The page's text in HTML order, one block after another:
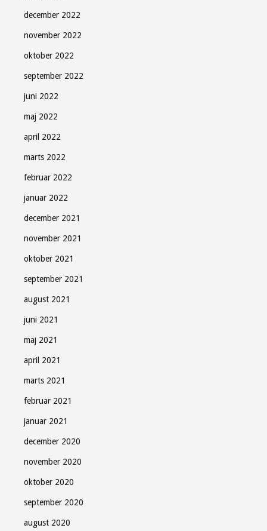
december 2022
november 2022
oktober 2022
september 2022
juni 2022
maj 2022
april 2022
marts 2022
februar 2022
januar 2022
december 2021
november 2021
oktober 2021
september 2021
august 2021
juni 2021
maj 2021
april 2021
marts 2021
februar 2021
januar 2021
december 2020
november 2020
oktober 2020
september 2020
august 2020